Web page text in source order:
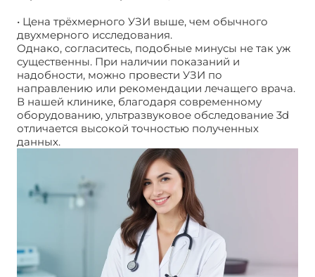
• Цена трёхмерного УЗИ выше, чем обычного
двухмерного исследования.
Однако, согласитесь, подобные минусы не так уж
существенны. При наличии показаний и
надобности, можно провести УЗИ по
направлению или рекомендации лечащего врача.
В нашей клинике, благодаря современному
оборудованию, ультразвуковое обследование 3d
отличается высокой точностью полученных
данных.